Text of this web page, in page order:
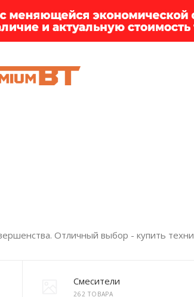
Смесители
262 ТОВАРА
Отличный выбор - купить